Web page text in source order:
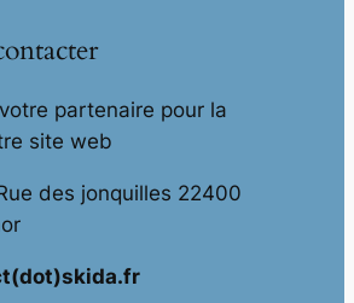
partenaire pour la
site web
des jonquilles 22400